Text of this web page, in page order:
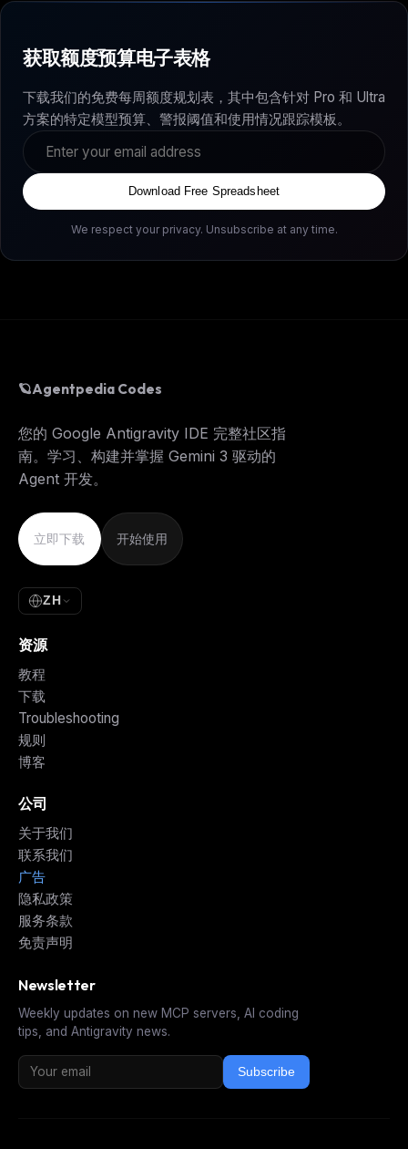
获取额度预算电子表格
下载我们的免费每周额度规划表，其中包含针对 Pro 和 Ultra
方案的特定模型预算、警报阈值和使用情况跟踪模板。
Download Free Spreadsheet
We respect your privacy. Unsubscribe at any time.
🪐Agentpedia Codes
您的 Google Antigravity IDE 完整社区指
南。学习、构建并掌握 Gemini 3 驱动的
Agent 开发。
立即下载 开始使用
ZH
资源
教程
下载
Troubleshooting
规则
博客
公司
关于我们
联系我们
广告
隐私政策
服务条款
免责声明
Newsletter
Weekly updates on new MCP servers, AI coding
tips, and Antigravity news.
Subscribe